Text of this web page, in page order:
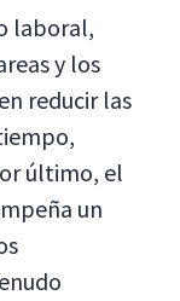
laboral,
y los
reducir las
último, el
un